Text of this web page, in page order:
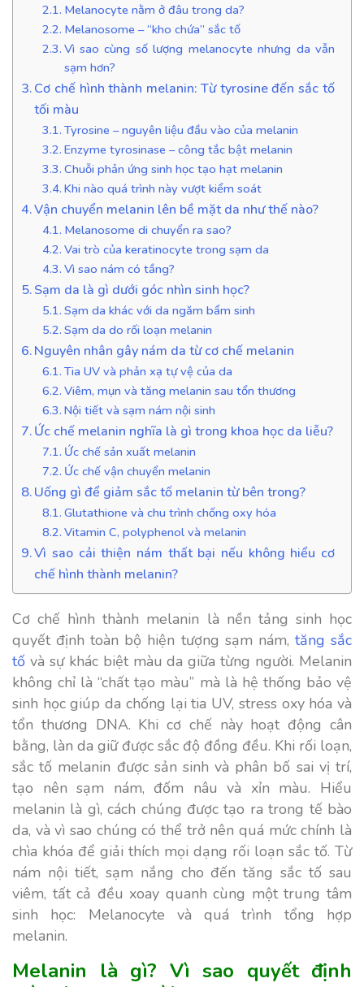
Melanocyte nằm ở đâu trong da?
Melanosome – “kho chứa” sắc tố
Vì sao cùng số lượng melanocyte nhưng da vẫn
sạm hơn?
Cơ chế hình thành melanin: Từ tyrosine đến sắc tố
tối màu
Tyrosine – nguyên liệu đầu vào của melanin
Enzyme tyrosinase – công tắc bật melanin
Chuỗi phản ứng sinh học tạo hạt melanin
Khi nào quá trình này vượt kiểm soát
Vận chuyển melanin lên bề mặt da như thế nào?
Melanosome di chuyển ra sao?
Vai trò của keratinocyte trong sạm da
Vì sao nám có tầng?
Sạm da là gì dưới góc nhìn sinh học?
Sạm da khác với da ngăm bẩm sinh
Sạm da do rối loạn melanin
Nguyên nhân gây nám da từ cơ chế melanin
Tia UV và phản xạ tự vệ của da
Viêm, mụn và tăng melanin sau tổn thương
Nội tiết và sạm nám nội sinh
Ức chế melanin nghĩa là gì trong khoa học da liễu?
Ức chế sản xuất melanin
Ức chế vận chuyển melanin
Uống gì để giảm sắc tố melanin từ bên trong?
Glutathione và chu trình chống oxy hóa
Vitamin C, polyphenol và melanin
Vì sao cải thiện nám thất bại nếu không hiểu cơ
chế hình thành melanin?
Cơ chế hình thành melanin là nền tảng sinh học
quyết định toàn bộ hiện tượng sạm nám, tăng sắc
tố và sự khác biệt màu da giữa từng người. Melanin
không chỉ là “chất tạo màu” mà là hệ thống bảo vệ
sinh học giúp da chống lại tia UV, stress oxy hóa và
tổn thương DNA. Khi cơ chế này hoạt động cân
bằng, làn da giữ được sắc độ đồng đều. Khi rối loạn,
sắc tố melanin được sản sinh và phân bố sai vị trí,
tạo nên sạm nám, đốm nâu và xỉn màu. Hiểu
melanin là gì, cách chúng được tạo ra trong tế bào
da, và vì sao chúng có thể trở nên quá mức chính là
chìa khóa để giải thích mọi dạng rối loạn sắc tố. Từ
nám nội tiết, sạm nắng cho đến tăng sắc tố sau
viêm, tất cả đều xoay quanh cùng một trung tâm
sinh học: Melanocyte và quá trình tổng hợp
melanin.
Melanin là gì? Vì sao quyết định